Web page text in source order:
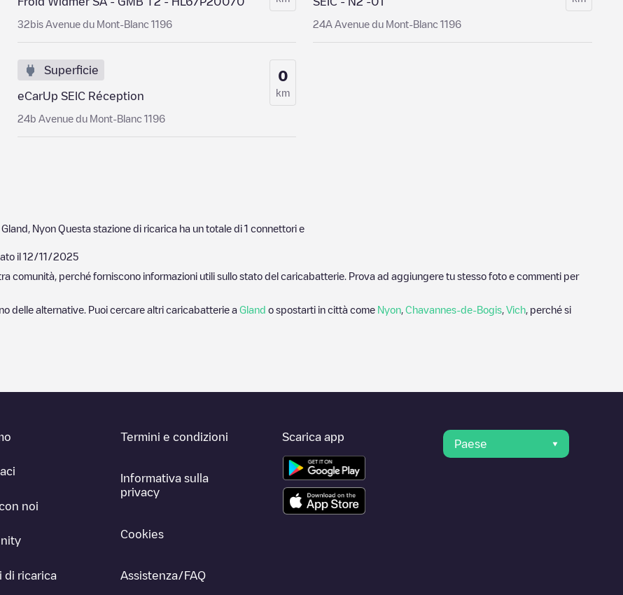
32bis Avenue du Mont-Blanc 1196 24A Avenue du Mont-Blanc 1196
Superficie
eCarUp SEIC Réception
24b Avenue du Mont-Blanc 1196
0
km
Gland Nyon Questa stazione di ricarica ha un totale di 1 connettori e
il 12/11/2025
comunità, perché forniscono informazioni utili sullo stato del caricabatterie. Prova ad aggiungere tu stesso foto e commenti per
delle alternative. Puoi cercare altri caricabatterie a Gland o spostarti in città come Nyon Chavannes-de-Bogis Vich , perché si
noi
di ricarica
Termini e condizioni
Informativa sulla
privacy
Cookies
Assistenza/FAQ
Scarica app
Paese